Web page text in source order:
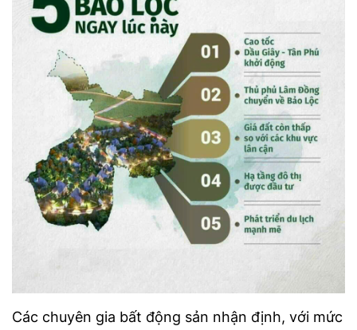
Các chuyên gia bất động sản nhận định, với mức